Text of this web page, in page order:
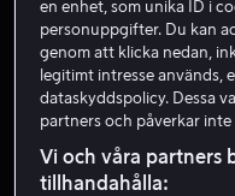
Regissör
en enhet, som unika ID i
personuppgifter. Du kan
genom att klicka nedan,
legitimt intresse används,
dataskyddspolicy. Dessa
partners och påverkar
Vi och våra partners
tillhandahålla: